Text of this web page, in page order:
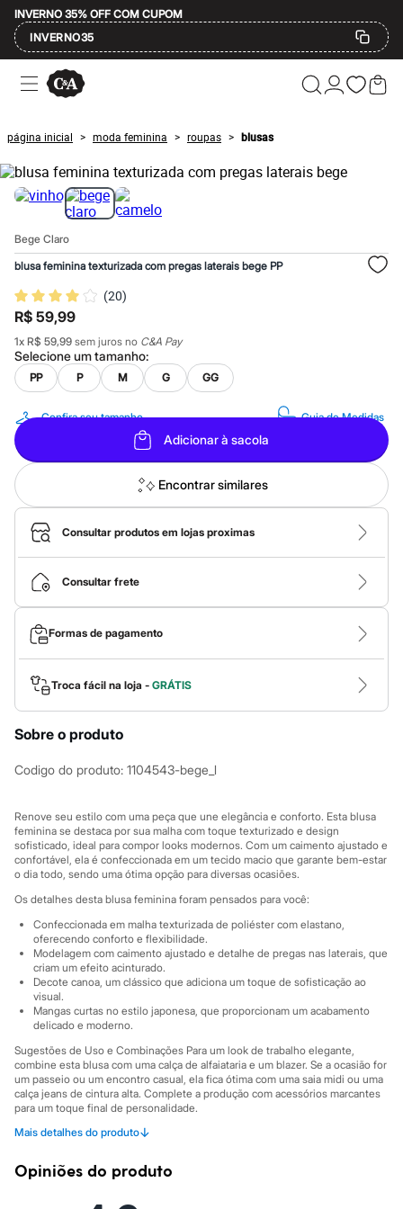
INVERNO 35% OFF COM CUPOM
INVERNO35
Ofertas
Compre por Departamento
Masculino
Infantil
Calçados
Mindse7
Plus Size
Até 20% off
Até 60% off
A partir de 60% off
Feminino
Em alta
Inverno
Alfaiataria
Novidades
Roupas
Blusas e Camisetas
Básicos
Calças
Casacos e Jaquetas
Jeans
Macacões
Saias
Shorts e Bermudas
Vestidos
Acessórios
Bolsas
Bonés e Chapéus
Bijoux
Cintos
Óculos
Relógios
Calçados
Botas
Chinelos
Rasteirinhas
Sandálias
Sapatilhas
Tênis
Marcas
City
Clock House
Sawary
Yessica
Moda esportiva
Acessórios
Blusas
Calçados
Leggings
Shorts e Bermudas
Tops
Moda íntima
Calcinhas
Cintas e Modeladores
Meias
Pijamas
Moda praia
Biquínis
Maiôs
Saídas de praia
Personagens
Plus size
Calças
Casacos e Jaquetas
página inicial > moda feminina > roupas > blusas
Bege Claro
blusa feminina texturizada com pregas laterais bege PP
(20)
R$ 59,99
1x R$ 59,99 sem juros no C&A Pay
Selecione umtamanho:
PP P M G GG
Confira seu tamanho Guia de Medidas
Adicionar à sacola
Encontrar similares
Consultar produtos em lojas proximas
Consultar frete
Formas de pagamento
Troca fácil na loja - GRÁTIS
Sobre o produto
Codigo do produto: 1104543-bege_l
Renove seu estilo com uma peça que une elegância e conforto. Esta blusa
feminina se destaca por sua malha com toque texturizado e design
sofisticado, ideal para compor looks modernos. Com um caimento ajustado e
confortável, ela é confeccionada em um tecido macio que garante bem-estar
o dia todo, sendo uma ótima opção para diversas ocasiões.
Os detalhes desta blusa feminina foram pensados para você:
Confeccionada em malha texturizada de poliéster com elastano,
oferecendo conforto e flexibilidade.
Modelagem com caimento ajustado e detalhe de pregas nas laterais, que
criam um efeito acinturado.
Decote canoa, um clássico que adiciona um toque de sofisticação ao
visual.
Mangas curtas no estilo japonesa, que proporcionam um acabamento
delicado e moderno.
Sugestões de Uso e Combinações Para um look de trabalho elegante,
combine esta blusa com uma calça de alfaiataria e um blazer. Se a ocasião for
um passeio ou um encontro casual, ela fica ótima com uma saia midi ou uma
calça jeans de cintura alta. Complete a produção com acessórios marcantes
para um toque final de personalidade.
A gente se encontra na C&A! ❤
Mais detalhes do produto↓
96% poliéster, 4% elastano
Opiniões do produto